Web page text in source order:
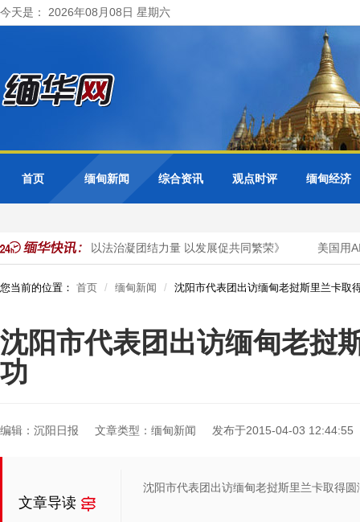
今天是： 2026年08月08日 星期六
首页 缅甸新闻 综合资讯 观点时评 缅甸经济
表署名文章《以法治凝团结力量 以发展促共同繁荣》 美国用AI
您当前的位置： 首页 缅甸新闻 沈阳市代表团出访缅甸老挝斯里兰卡取
沈阳市代表团出访缅甸老挝
功
编辑：沉阳日报 文章类型：缅甸新闻 发布于2015-04-03 12:44:55
文章导读
沈阳市代表团出访缅甸老挝斯里兰卡取得圆